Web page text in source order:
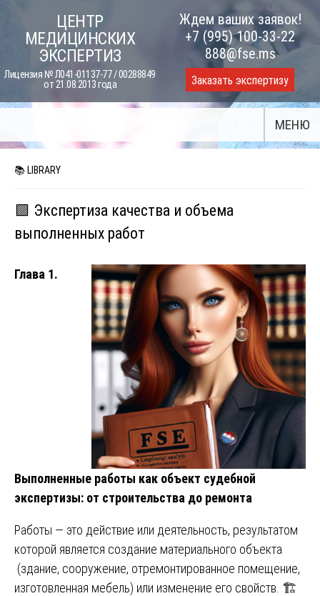
content
ЦЕНТР
МЕДИЦИНСКИХ
ЭКСПЕРТИЗ
Лицензия № Л041-01137-77 / 00288849
от 21.08.2013 года
Ждем ваших заявок!
+7 (995) 100-33-22
888@fse.ms
Заказать экспертизу
МЕНЮ
📚 LIBRARY
🟩 Экспертиза качества и объема
выполненных работ
Глава 1.
Выполненные работы как объект судебной
экспертизы: от строительства до ремонта
Работы — это действие или деятельность, результатом
которой является создание материального объекта
(здание, сооружение, отремонтированное помещение,
изготовленная мебель) или изменение его свойств. 🏗️